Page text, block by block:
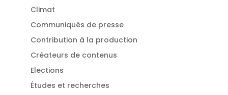
Climat
Communiqués de presse
Contribution à la production
Créateurs de contenus
Elections
Études et recherches